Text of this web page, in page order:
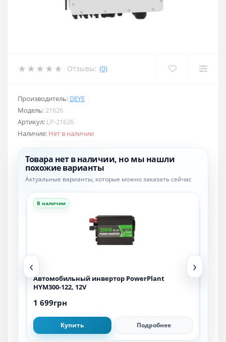
Отзывы: (0)
Производитель: DEYE
Модель: 21626
Артикул: LP-21626
Наличие: Нет в наличии
Товара нет в наличии, но мы нашли
похожие варианты
Актуальные варианты, которые можно заказать сейчас
‹
В наличии
Автомобильный инвертор PowerPlant
HYM300-122, 12V
1 699грн
Купить Подробнее
›